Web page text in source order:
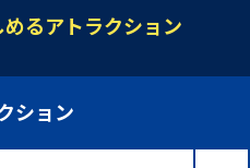
るアトラクション
ション